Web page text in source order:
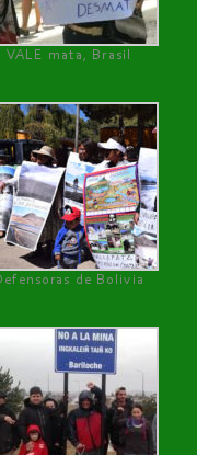
VALE mata, Brasil
de Bolivia